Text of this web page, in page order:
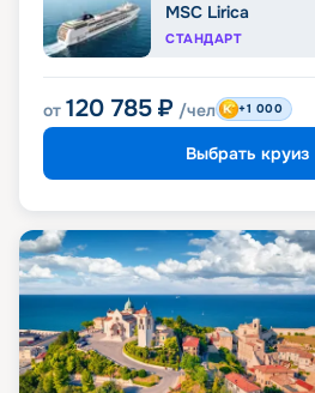
MSC Lirica
СТАНДАРТ
от 120 785 ₽ /чел +1 000
Выбрать круиз